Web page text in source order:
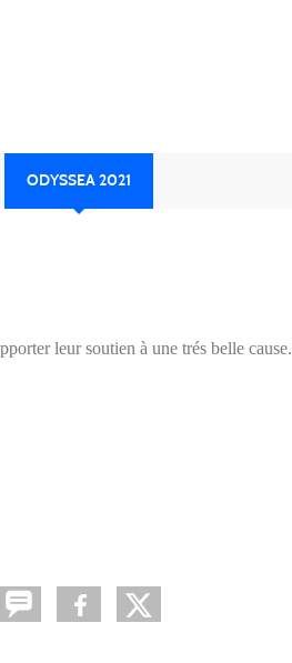
ODYSSEA 2021
leur soutien à une trés belle cause.